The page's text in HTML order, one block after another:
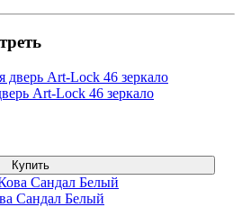
Art-Lock 46 зеркало
Купить
Сандал Белый